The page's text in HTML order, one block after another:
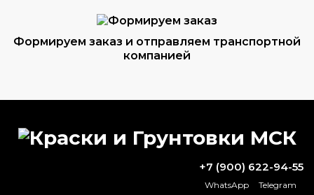
Формируем заказ и отправляем транспортной
компанией
ВОПРОС-ОТВЕТ
Какой материал выдерживает
температуру 1000 градусов?
+7 (900) 622-94-55
WhatsApp
Telegram